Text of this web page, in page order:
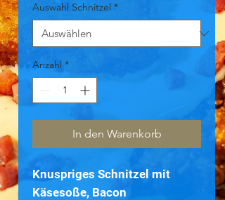
Auswahl Schnitzel *
Anzahl *
In den Warenkorb
Knuspriges Schnitzel mit
Käsesoße, Bacon